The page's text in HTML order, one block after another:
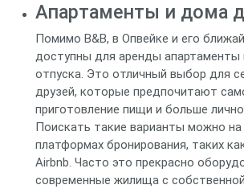
Апартаменты и дома
Помимо B&B, в Опвейке и его
доступны для аренды
отпуска. Это отличный выбор для
друзей, которые предпочитают
приготовление пищи и больше
Поискать такие варианты можно на
платформах бронирования, таких
Airbnb. Часто это прекрасно
современные жилища с